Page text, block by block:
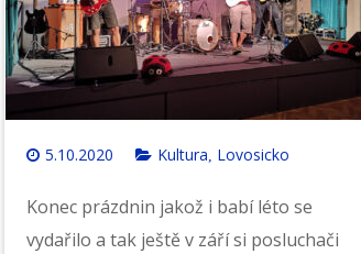
5.10.2020 Kultura Lovosicko
Konec prázdnin jakož i babí léto se
vydařilo a tak ještě v září si posluchači